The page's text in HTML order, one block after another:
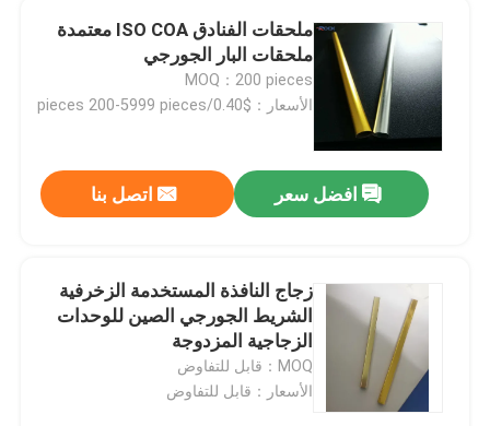
إرسال
ملحقات الفنادق ISO COA معتمدة
ملحقات البار الجورجي
MOQ：200 pieces
الأسعار：$0.40/pieces 200-5999 pieces
افضل سعر اتصل بنا
زجاج النافذة المستخدمة الزخرفية
الشريط الجورجي الصين للوحدات
الزجاجية المزدوجة
MOQ：قابل للتفاوض
الأسعار：قابل للتفاوض